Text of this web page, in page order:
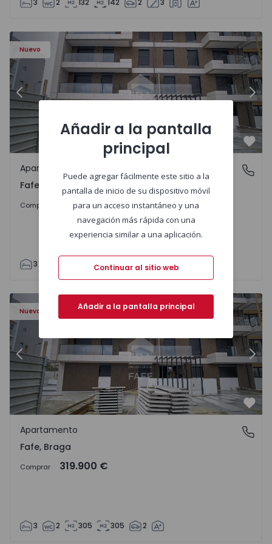
3 2 132 142 2 3
Nuevo
Anterior
Fafe, Braga
Apartamento
Fafe, Braga
Comprar 325.800 €
3 305 2
Nuevo
Anterior
Fafe, Braga
Apartamento
Fafe, Braga
Comprar 319.900 €
3 2 305 305 2
Añadir a la pantalla
principal
Puede agregar fácilmente este sitio a la
pantalla de inicio de su dispositivo móvil
para un acceso instantáneo y una
navegación más rápida con una
experiencia similar a una aplicación.
Continuar al sitio web
Añadir a la pantalla principal